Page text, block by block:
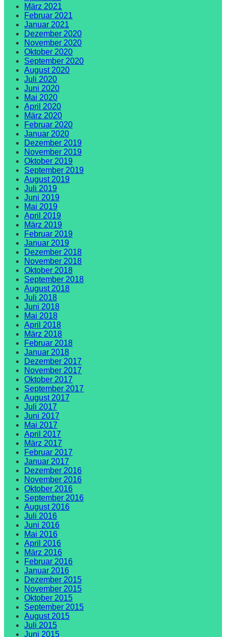
März 2021
Februar 2021
Januar 2021
Dezember 2020
November 2020
Oktober 2020
September 2020
August 2020
Juli 2020
Juni 2020
Mai 2020
April 2020
März 2020
Februar 2020
Januar 2020
Dezember 2019
November 2019
Oktober 2019
September 2019
August 2019
Juli 2019
Juni 2019
Mai 2019
April 2019
März 2019
Februar 2019
Januar 2019
Dezember 2018
November 2018
Oktober 2018
September 2018
August 2018
Juli 2018
Juni 2018
Mai 2018
April 2018
März 2018
Februar 2018
Januar 2018
Dezember 2017
November 2017
Oktober 2017
September 2017
August 2017
Juli 2017
Juni 2017
Mai 2017
April 2017
März 2017
Februar 2017
Januar 2017
Dezember 2016
November 2016
Oktober 2016
September 2016
August 2016
Juli 2016
Juni 2016
Mai 2016
April 2016
März 2016
Februar 2016
Januar 2016
Dezember 2015
November 2015
Oktober 2015
September 2015
August 2015
Juli 2015
Juni 2015